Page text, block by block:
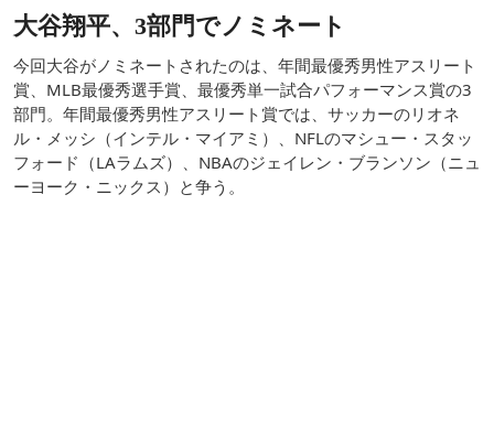
大谷翔平、3部門でノミネート
今回大谷がノミネートされたのは、年間最優秀男性アスリート
賞、MLB最優秀選手賞、最優秀単一試合パフォーマンス賞の3
部門。年間最優秀男性アスリート賞では、サッカーのリオネ
ル・メッシ（インテル・マイアミ）、NFLのマシュー・スタッ
フォード（LAラムズ）、NBAのジェイレン・ブランソン（ニュ
ーヨーク・ニックス）と争う。